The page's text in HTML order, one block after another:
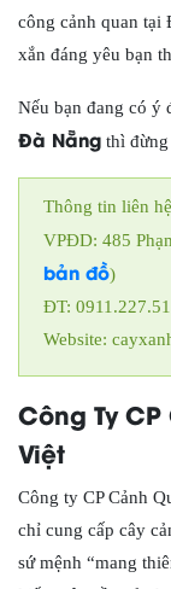
công cảnh quan tại
xắn đáng yêu bạn
Nếu bạn đang có ý
Đà Nẵng thì đừng
Thông tin liên
VPĐD: 485
bản đồ)
ĐT:
Website:
Công Ty
Việt
Công ty CP Cảnh
chỉ cung cấp cây
sứ mệnh “mang